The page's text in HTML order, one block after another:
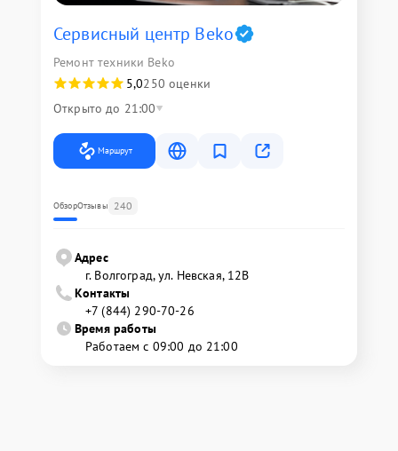
Сервисный центр Beko
Ремонт техники Beko
5,0250 оценки
Открыто до 21:00
Маршрут
ОбзорОтзывы 240
Адрес
г. Волгоград, ул. Невская, 12В
Контакты
+7 (844) 290-70-26
Время работы
Работаем с 09:00 до 21:00